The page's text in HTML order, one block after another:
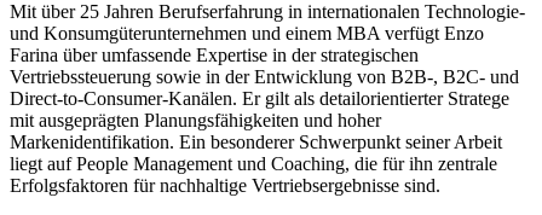
Mit über 25 Jahren Berufserfahrung in internationalen Technologie-
und Konsumgüterunternehmen und einem MBA verfügt Enzo
Farina über umfassende Expertise in der strategischen
Vertriebssteuerung sowie in der Entwicklung von B2B-, B2C- und
Direct-to-Consumer-Kanälen. Er gilt als detailorientierter Stratege
mit ausgeprägten Planungsfähigkeiten und hoher
Markenidentifikation. Ein besonderer Schwerpunkt seiner Arbeit
liegt auf People Management und Coaching, die für ihn zentrale
Erfolgsfaktoren für nachhaltige Vertriebsergebnisse sind.